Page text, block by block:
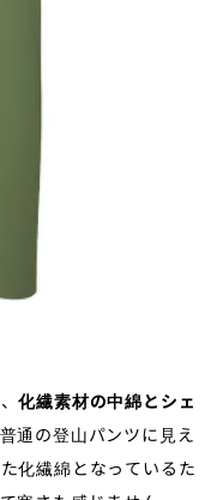
化繊素材の中綿とシェ
通の登山パンツに見え
化繊綿となっているた